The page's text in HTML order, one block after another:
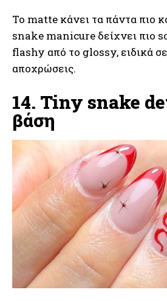
Το matte κάνει τα πάντα πιο
snake manicure δείχνει πιο
flashy από το glossy, ειδικά
αποχρώσεις.
14. Tiny snake
βάση